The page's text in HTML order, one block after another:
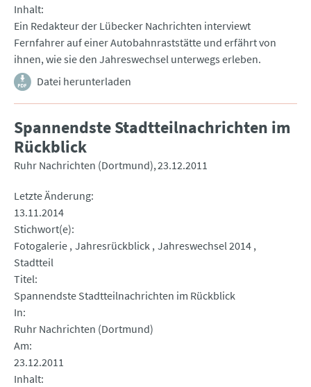
Inhalt
Ein Redakteur der Lübecker Nachrichten interviewt
Fernfahrer auf einer Autobahnraststätte und erfährt von
ihnen, wie sie den Jahreswechsel unterwegs erleben.
Datei herunterladen
Spannendste Stadtteilnachrichten im
Rückblick
Ruhr Nachrichten (Dortmund) 23.12.2011
Letzte Änderung
13.11.2014
Stichwort(e)
Fotogalerie Jahresrückblick Jahreswechsel 2014
Stadtteil
Titel
Spannendste Stadtteilnachrichten im Rückblick
In
Ruhr Nachrichten (Dortmund)
Am
23.12.2011
Inhalt